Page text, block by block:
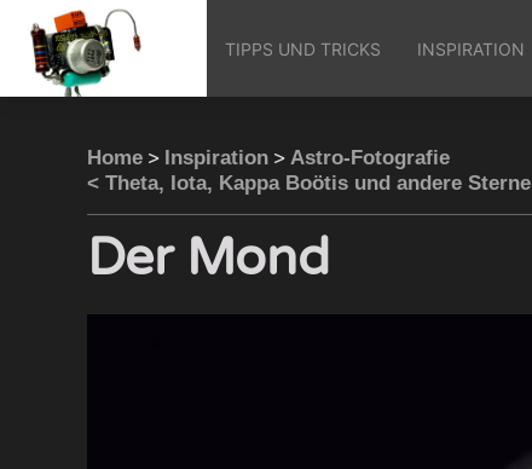
TIPPS UND TRICKS INSPIRATION
Home > Inspiration > Astro-Fotografie
< Theta, Iota, Kappa Boötis und andere Sterne
Der Mond